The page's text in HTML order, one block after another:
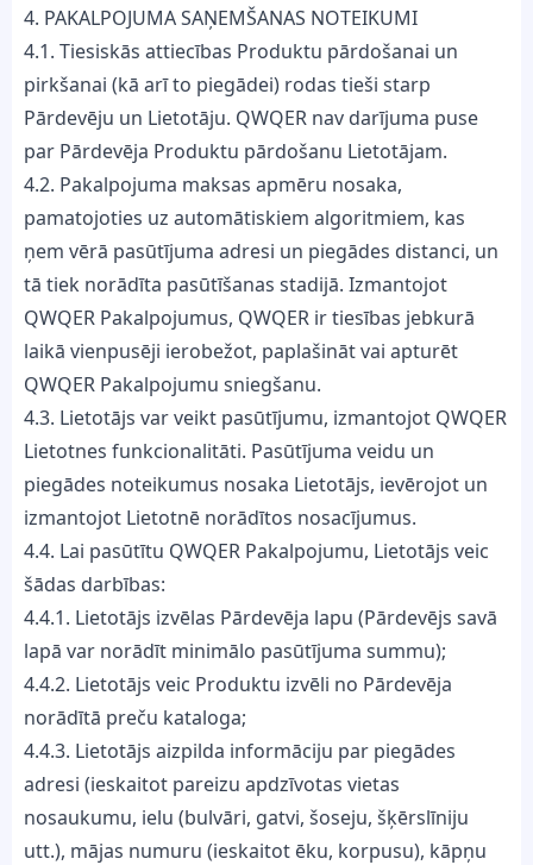
4. PAKALPOJUMA SAŅEMŠANAS NOTEIKUMI
4.1. Tiesiskās attiecības Produktu pārdošanai un
pirkšanai (kā arī to piegādei) rodas tieši starp
Pārdevēju un Lietotāju. QWQER nav darījuma puse
par Pārdevēja Produktu pārdošanu Lietotājam.
4.2. Pakalpojuma maksas apmēru nosaka,
pamatojoties uz automātiskiem algoritmiem, kas
ņem vērā pasūtījuma adresi un piegādes distanci, un
tā tiek norādīta pasūtīšanas stadijā. Izmantojot
QWQER Pakalpojumus, QWQER ir tiesības jebkurā
laikā vienpusēji ierobežot, paplašināt vai apturēt
QWQER Pakalpojumu sniegšanu.
4.3. Lietotājs var veikt pasūtījumu, izmantojot QWQER
Lietotnes funkcionalitāti. Pasūtījuma veidu un
piegādes noteikumus nosaka Lietotājs, ievērojot un
izmantojot Lietotnē norādītos nosacījumus.
4.4. Lai pasūtītu QWQER Pakalpojumu, Lietotājs veic
šādas darbības:
4.4.1. Lietotājs izvēlas Pārdevēja lapu (Pārdevējs savā
lapā var norādīt minimālo pasūtījuma summu);
4.4.2. Lietotājs veic Produktu izvēli no Pārdevēja
norādītā preču kataloga;
4.4.3. Lietotājs aizpilda informāciju par piegādes
adresi (ieskaitot pareizu apdzīvotas vietas
nosaukumu, ielu (bulvāri, gatvi, šoseju, šķērslīniju
utt.), mājas numuru (ieskaitot ēku, korpusu), kāpņu